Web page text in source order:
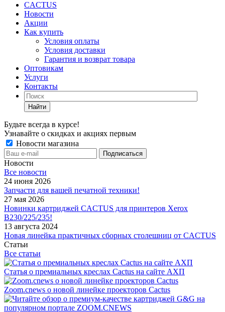
CACTUS
Новости
Акции
Как купить
Условия оплаты
Условия доставки
Гарантия и возврат товара
Оптовикам
Услуги
Контакты
Найти
Будьте всегда в курсе!
Узнавайте о скидках и акциях первым
Новости магазина
Новости
Все новости
24 июня 2026
Запчасти для вашей печатной техники!
27 мая 2026
Новинки картриджей CACTUS для принтеров Xerox
B230/225/235!
13 августа 2024
Новая линейка практичных сборных столешниц от CACTUS
Статьи
Все статьи
Статья о премиальных креслах Cactus на сайте АХП
Zoom.cnews о новой линейке проекторов Cactus